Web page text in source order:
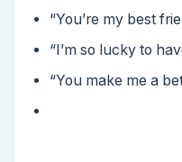
“You’re my best
“I’m so lucky to
“You make me a